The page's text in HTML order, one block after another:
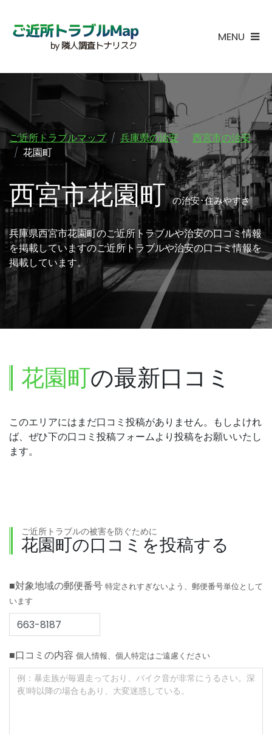
MENU
ご近所トラブルマップ 兵庫県の治安
西宮市の治安
花園町
西宮市花園町の治安･住みやすさ
兵庫県西宮市花園町のご近所トラブルや治安の口コミ情報
を掲載していますのご近所トラブルや治安の口コミ情報を
掲載しています。
花園町の最新口コミ
このエリアにはまだ口コミ投稿がありません。もしよけれ
ば、ぜひ下の口コミ投稿フォームより投稿をお願いいたし
ます。
ご近所トラブルの被害を防ぐために
花園町の口コミを投稿する
■対象地域の郵便番号 特定されすぎないよう、郵便番号単位として
います
■口コミの内容 個人情報、個人特定はご遠慮ください